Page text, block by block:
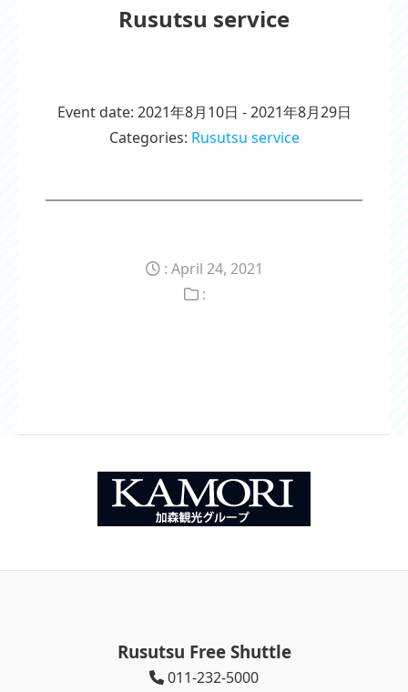
Rusutsu service
Event date: 2021年8月10日 - 2021年8月29日
Categories: Rusutsu service
: April 24, 2021
:
Rusutsu Free Shuttle
011-232-5000